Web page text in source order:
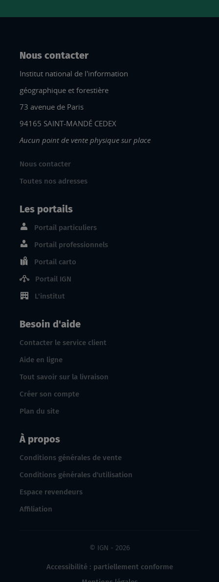
Nous contacter
Institut national de l'information
géographique et forestière
73 avenue de Paris
94165 SAINT-MANDÉ CEDEX
Aucun point de vente physique sur place
Nous contacter
Toutes nos adresses
Les portails
Portail particuliers
Portail professionnels
Portail carto
Portail IGN
L'institut
Besoin d'aide
Contacter le service client
Aide en ligne
Tout savoir sur la livraison
Créer son compte
Plan du site
À propos
Conditions générales de vente
Conditions générales d'utilisation
Espace revendeurs
Affiliation
© IGN - 2026
Accessibilité : partiellement conforme